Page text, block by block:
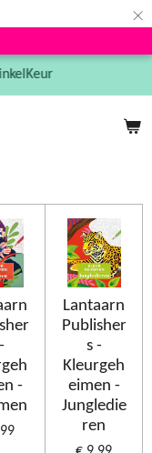
×
-
Lantaarn
Publisher
s -
Kleurgeh
eimen -
Jungledie
ren